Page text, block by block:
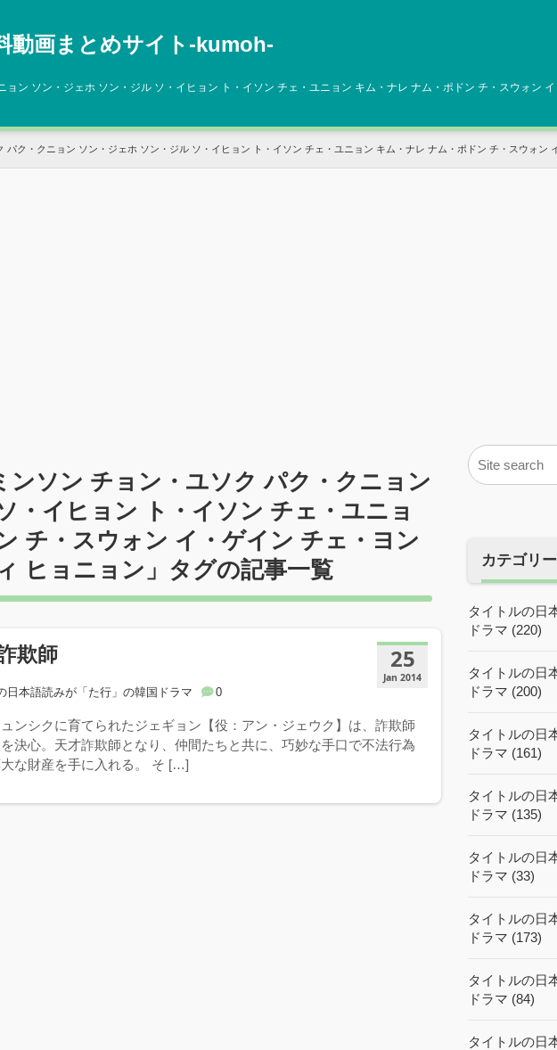
動画まとめサイト‐kumoh‐
ン ソン・ジェホ ソン・ジル ソ・イヒョン ト・イソン チェ・ユニョン キム・ナレ ナム・ポドン チ・スウォン
パク・クニョン ソン・ジェホ ソン・ジル ソ・イヒョン ト・イソン チェ・ユニョン キム・ナレ ナム・ポドン チ・スウォン
ンソン チョン・ユソク パク・クニョン
・イヒョン ト・イソン チェ・ユニョ
チ・スウォン イ・ゲイン チェ・ヨン
ヒョニョン 」タグの記事一覧
25
Jan 2014
欺師
日本語読みが「た行」の韓国ドラマ 0
ンシクに育てられたジェギョン【役：アン・ジェウク】は、詐欺師
決心。天才詐欺師となり、仲間たちと共に、巧妙な手口で不法行為
な財産を手に入れる。 そ […]
カテゴリー
タイトルの日
ドラマ (220)
タイトルの日
ドラマ (200)
タイトルの日
ドラマ (161)
タイトルの日
ドラマ (135)
タイトルの日
ドラマ (33)
タイトルの日
ドラマ (173)
タイトルの日
ドラマ (84)
タイトルの日